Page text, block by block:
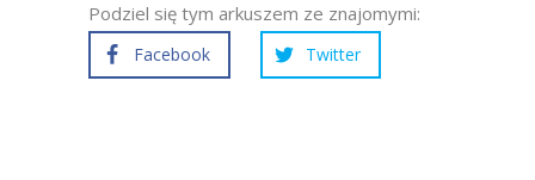
Podziel się tym arkuszem ze znajomymi:
Facebook Twitter